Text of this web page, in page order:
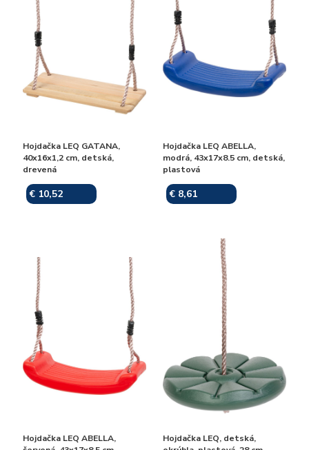
Hojdačka LEQ GATANA,
40x16x1,2 cm, detská,
drevená
€ 10,52
Hojdačka LEQ ABELLA,
modrá, 43x17x8.5 cm, detská,
plastová
€ 8,61
Hojdačka LEQ ABELLA,
Hojdačka LEQ, detská,